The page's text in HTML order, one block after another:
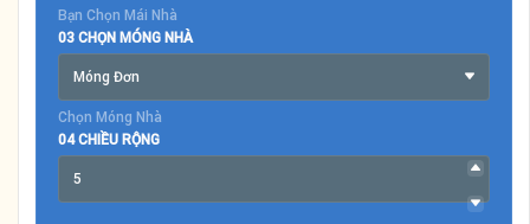
Bạn Chọn Mái Nhà
03 CHỌN MÓNG NHÀ
Móng Đơn
Chọn Móng Nhà
04 CHIỀU RỘNG